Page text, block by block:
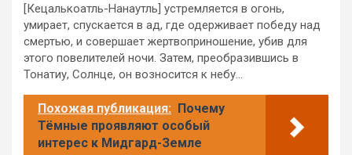
[Кецалькоатль-Нанаутль] устремляется в огонь,
умирает, спускается в ад, где одерживает победу над
смертью, и совершает жертвоприношение, убив для
этого повелителей ночи. Затем, преобразившись в
Тонатиу, Солнце, он возносится к небу…
Похожая публикация: Почему
Тёмные проявляют особый
интерес к Мидгард-Земле